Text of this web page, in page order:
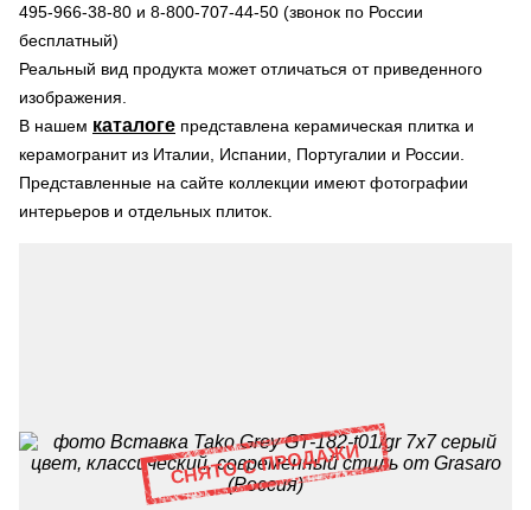
495-966-38-80 и 8-800-707-44-50 (звонок по России
бесплатный)
Реальный вид продукта может отличаться от приведенного
изображения.
В нашем каталоге представлена керамическая плитка и
керамогранит из Италии, Испании, Португалии и России.
Представленные на сайте коллекции имеют фотографии
интерьеров и отдельных плиток.